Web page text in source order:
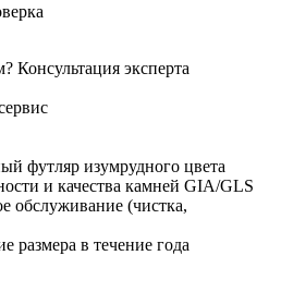
Консультация эксперта
футляр изумрудного цвета
и качества камней GIA/GLS
обслуживание (чистка,
размера в течение года